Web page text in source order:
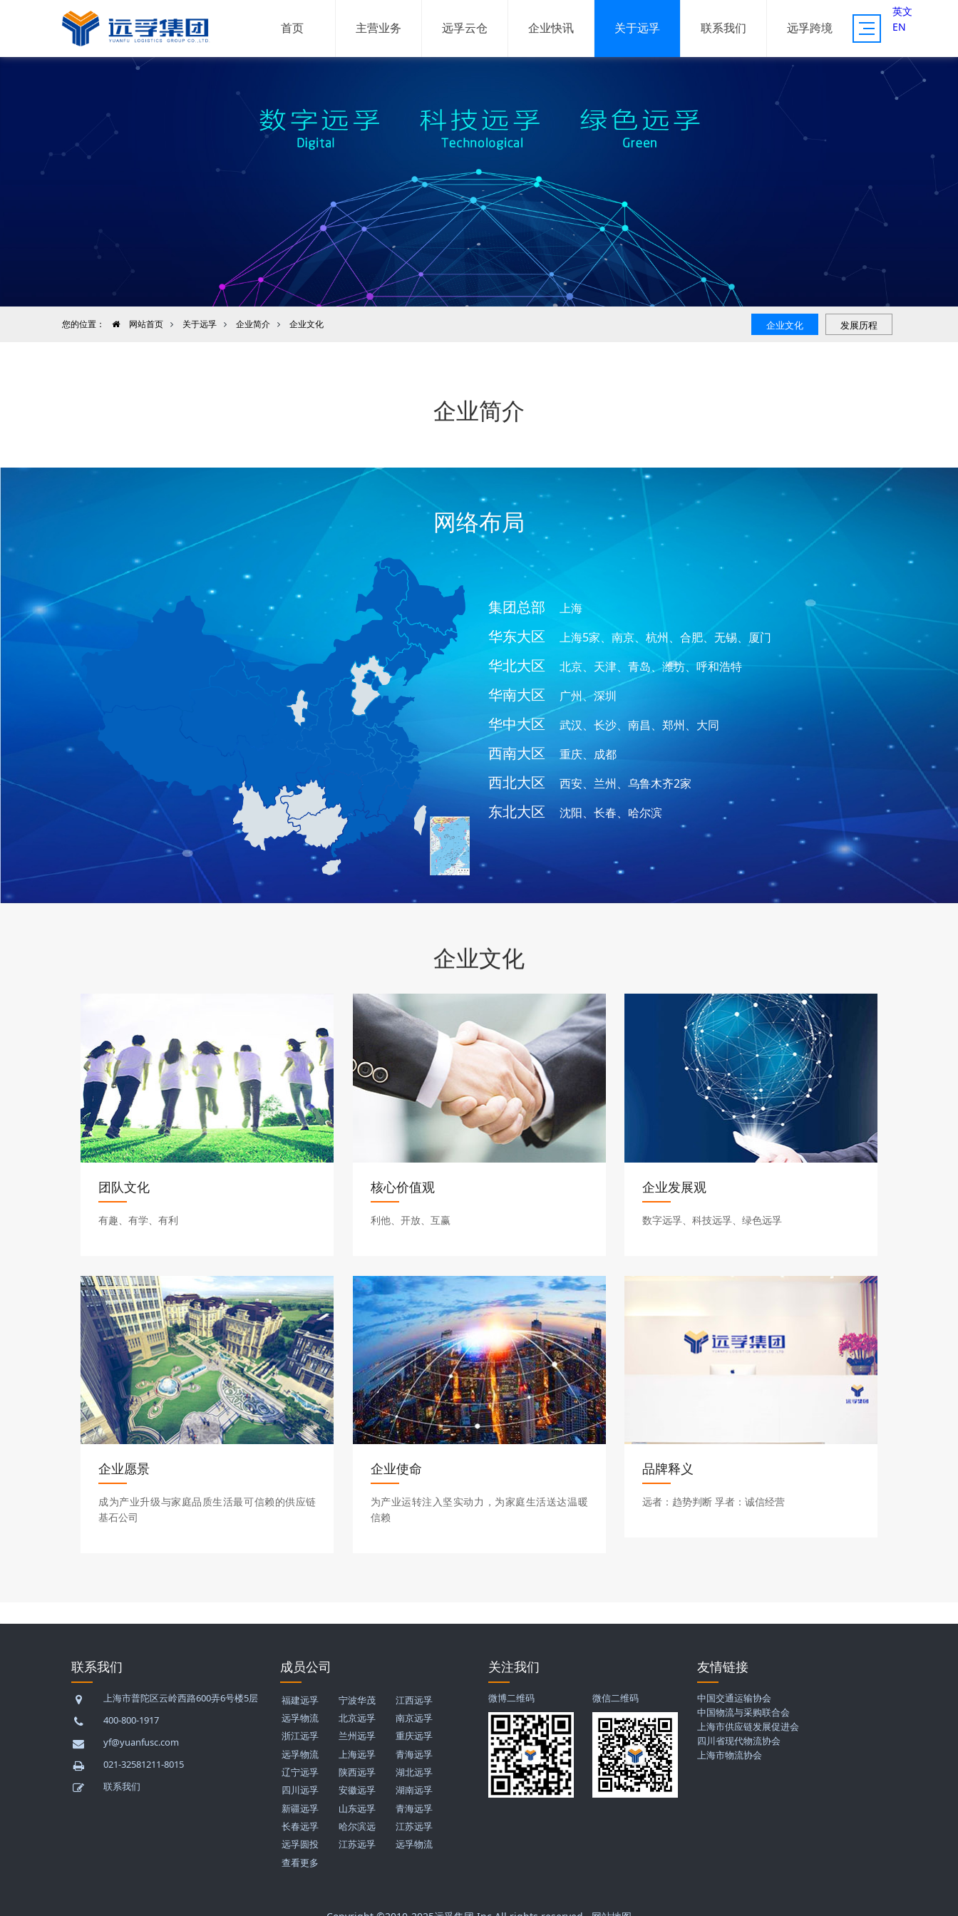
首页 主营业务 远孚云仓 企业快讯 关于远孚 联系我们 远孚跨境
解决方案
普通化工
电子行业
家居建材
网络货运 信息服务
仓储管理系统
运输管理系统
网络货运系统
大数据平台
移动产品
供应链服务
英文
EN
您的位置： 网站首页 关于远孚 企业简介 企业文化 企业文化 发展历程
企业简介
网络布局
集团总部 上海
华东大区 上海5家、南京、杭州、合肥、无锡、厦门
华北大区 北京、天津、青岛、潍坊、呼和浩特
华南大区 广州、深圳
华中大区 武汉、长沙、南昌、郑州、大同
西南大区 重庆、成都
西北大区 西安、兰州、乌鲁木齐2家
东北大区 沈阳、长春、哈尔滨
企业文化
团队文化
有趣、有学、有利
核心价值观
利他、开放、互赢
企业发展观
数字远孚、科技远孚、绿色远孚
企业愿景
成为产业升级与家庭品质生活最可信赖的供应链
基石公司
企业使命
为产业运转注入坚实动力，为家庭生活送达温暖
信赖
品牌释义
远者：趋势判断 孚者：诚信经营
联系我们
上海市普陀区云岭西路600弄6号楼5层
400-800-1917
yf@yuanfusc.com
021-32581211-8015
联系我们
成员公司
福建远孚 宁波华茂
江西远孚
远孚物流
北京远孚
南京远孚
浙江远孚
兰州远孚
重庆远孚
远孚物流
上海远孚
青海远孚
辽宁远孚
陕西远孚
湖北远孚
四川远孚
安徽远孚
湖南远孚
新疆远孚
山东远孚
青海远孚
长春远孚
哈尔滨远
江苏远孚
远孚圆投
江苏远孚
远孚物流
查看更多
关注我们
微博二维码 微信二维码
友情链接
中国交通运输协会
中国物流与采购联合会
上海市供应链发展促进会
四川省现代物流协会
上海市物流协会